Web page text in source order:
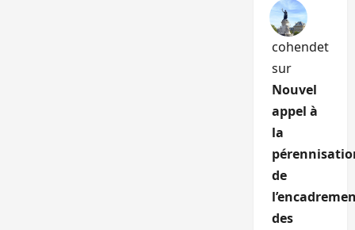
cohendet
sur
Nouvel
appel à
la
de
des